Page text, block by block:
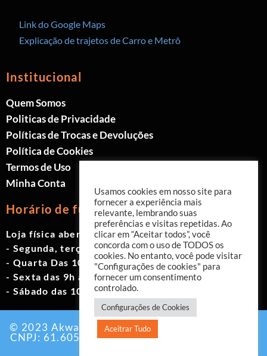
Link do Google Maps
Explicação de trajetos de Carro e Metrô
Institucional
Quem Somos
Politicas de Privacidade
Políticas de Trocas e Devoluções
Política de Cookies
Termos de Uso
Minha Conta
Horário de funcionamento
Loja física aberta de Segunda à Sábado.
- Segunda, terça e quinta das 9h às 19h
- Quarta Das 10h às 18h
- Sexta das 9h às 18h
- Sábado das 10h às 17h
© 2023 Akwavita - Todos os direitos reservados.
CNPJ: 61.605.465/0001-60 Criado por:
Usamos cookies em nosso site para
fornecer a experiência mais
relevante, lembrando suas
preferências e visitas repetidas. Ao
clicar em “Aceitar todos”, você
concorda com o uso de TODOS os
cookies. No entanto, você pode visitar
"Configurações de cookies" para
fornecer um consentimento
controlado.
Configurações de Cookies
Aceitrar Tudo